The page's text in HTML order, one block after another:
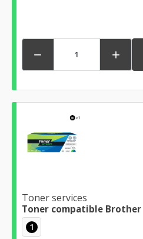
 
Toner services
Toner compatible Brother
1